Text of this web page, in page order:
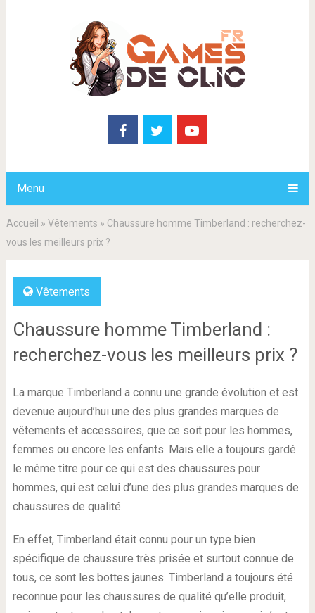
Menu
Accueil » Vêtements » Chaussure homme Timberland : recherchez-
vous les meilleurs prix ?
Vêtements
Chaussure homme Timberland :
recherchez-vous les meilleurs prix ?
La marque Timberland a connu une grande évolution et est
devenue aujourd’hui une des plus grandes marques de
vêtements et accessoires, que ce soit pour les hommes,
femmes ou encore les enfants. Mais elle a toujours gardé
le même titre pour ce qui est des chaussures pour
hommes, qui est celui d’une des plus grandes marques de
chaussures de qualité.
En effet, Timberland était connu pour un type bien
spécifique de chaussure très prisée et surtout connue de
tous, ce sont les bottes jaunes. Timberland a toujours été
reconnue pour les chaussures de qualité qu’elle produit,